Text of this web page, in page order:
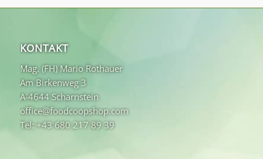
KONTAKT
Mag. (FH) Mario Rothauer
Am Birkenweg 3
A-4644 Scharnstein
office@foodcoopshop.com
Tel: +43 680 217 89 39